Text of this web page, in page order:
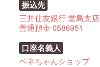
振込先
三井住友銀行 堂島支店
普通預金 0586951
口座名義人
ベネちゃんショップ